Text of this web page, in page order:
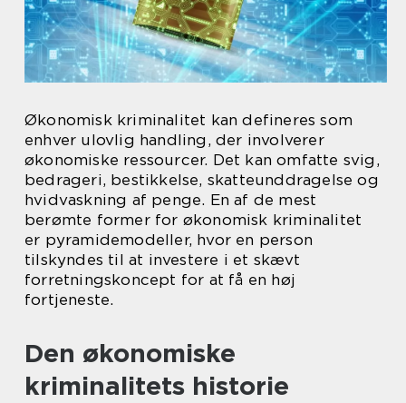
Økonomisk kriminalitet kan defineres som
enhver ulovlig handling, der involverer
økonomiske ressourcer. Det kan omfatte svig,
bedrageri, bestikkelse, skatteunddragelse og
hvidvaskning af penge. En af de mest
berømte former for økonomisk kriminalitet
er pyramidemodeller, hvor en person
tilskyndes til at investere i et skævt
forretningskoncept for at få en høj
fortjeneste.
Den økonomiske
kriminalitets historie